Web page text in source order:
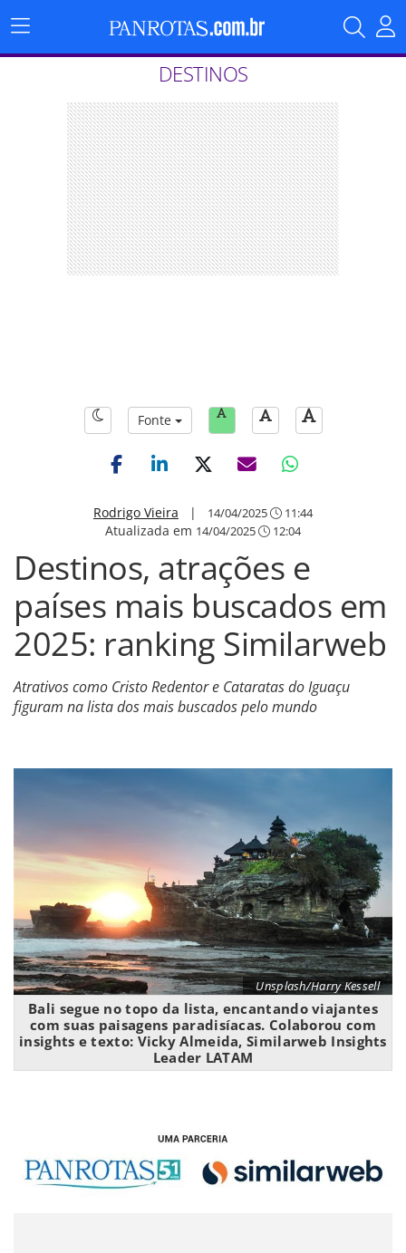
Menu
Principal
DESTINOS
Fonte
Rodrigo Vieira | 14/04/2025 11:44
Atualizada em 14/04/2025 12:04
Destinos, atrações e
países mais buscados em
2025: ranking Similarweb
Atrativos como Cristo Redentor e Cataratas do Iguaçu
figuram na lista dos mais buscados pelo mundo
Unsplash/Harry Kessell
Bali segue no topo da lista, encantando viajantes
com suas paisagens paradisíacas. Colaborou com
insights e texto: Vicky Almeida, Similarweb Insights
Leader LATAM